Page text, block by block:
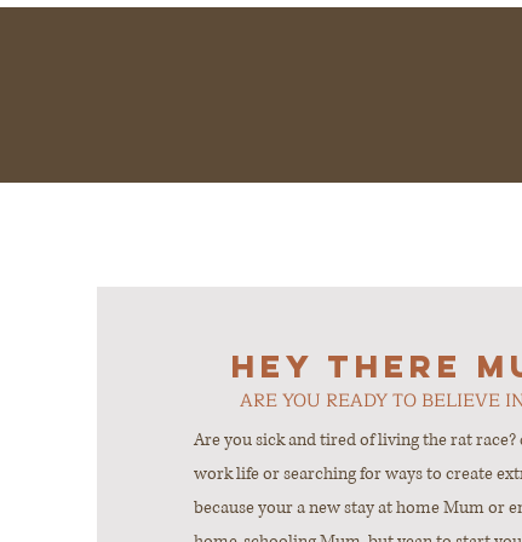
Hey there
ARE YOU READY TO BELIEVE
Are you sick and tired of living the rat race?
work life or searching for ways to create
because your a new stay at home Mum or